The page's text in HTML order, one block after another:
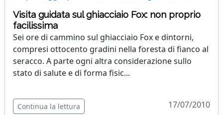
Visita guidata sul ghiacciaio Fox: non proprio
facilissima
Sei ore di cammino sul ghiacciaio Fox e dintorni,
compresi ottocento gradini nella foresta di fianco al
seracco. A parte ogni altra considerazione sullo
stato di salute e di forma fisic...
Continua la lettura 17/07/2010